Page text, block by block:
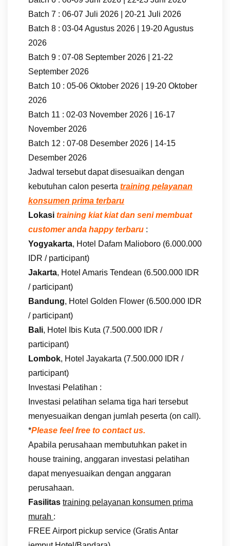
Batch 7 : 06-07 Juli 2026 | 20-21 Juli 2026
Batch 8 : 03-04 Agustus 2026 | 19-20 Agustus
2026
Batch 9 : 07-08 September 2026 | 21-22
September 2026
Batch 10 : 05-06 Oktober 2026 | 19-20 Oktober
2026
Batch 11 : 02-03 November 2026 | 16-17
November 2026
Batch 12 : 07-08 Desember 2026 | 14-15
Desember 2026
Jadwal tersebut dapat disesuaikan dengan
kebutuhan calon peserta training pelayanan
konsumen prima terbaru
Lokasi training kiat kiat dan seni membuat
customer anda happy terbaru :
Yogyakarta, Hotel Dafam Malioboro (6.000.000
IDR / participant)
Jakarta, Hotel Amaris Tendean (6.500.000 IDR
/ participant)
Bandung, Hotel Golden Flower (6.500.000 IDR
/ participant)
Bali, Hotel Ibis Kuta (7.500.000 IDR /
participant)
Lombok, Hotel Jayakarta (7.500.000 IDR /
participant)
Investasi Pelatihan :
Investasi pelatihan selama tiga hari tersebut
menyesuaikan dengan jumlah peserta (on call).
*Please feel free to contact us.
Apabila perusahaan membutuhkan paket in
house training, anggaran investasi pelatihan
dapat menyesuaikan dengan anggaran
perusahaan.
Fasilitas training pelayanan konsumen prima
murah :
FREE Airport pickup service (Gratis Antar